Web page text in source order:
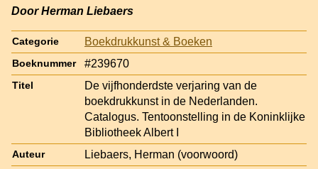
Door Herman Liebaers
Categorie Boekdrukkunst & Boeken
Boeknummer #239670
Titel
De vijfhonderdste verjaring van de
boekdrukkunst in de Nederlanden.
Catalogus. Tentoonstelling in de Koninklijke
Bibliotheek Albert I
Auteur Liebaers, Herman (voorwoord)